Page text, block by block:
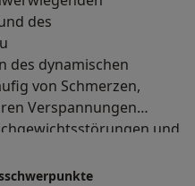
des
des dynamischen
von Schmerzen,
Verspannungen
und
(Craniomandibuläre